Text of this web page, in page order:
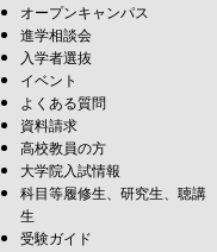
オープンキャンパス
進学相談会
入学者選抜
イベント
よくある質問
資料請求
高校教員の方
大学院入試情報
科目等履修生、研究生、聴講
生
受験ガイド